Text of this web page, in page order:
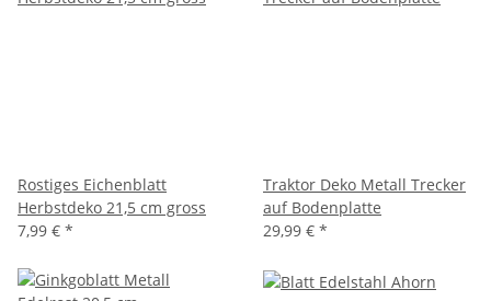
Rostiges Eichenblatt
Herbstdeko 21,5 cm gross
7,99 € *
Traktor Deko Metall Trecker
auf Bodenplatte
29,99 € *